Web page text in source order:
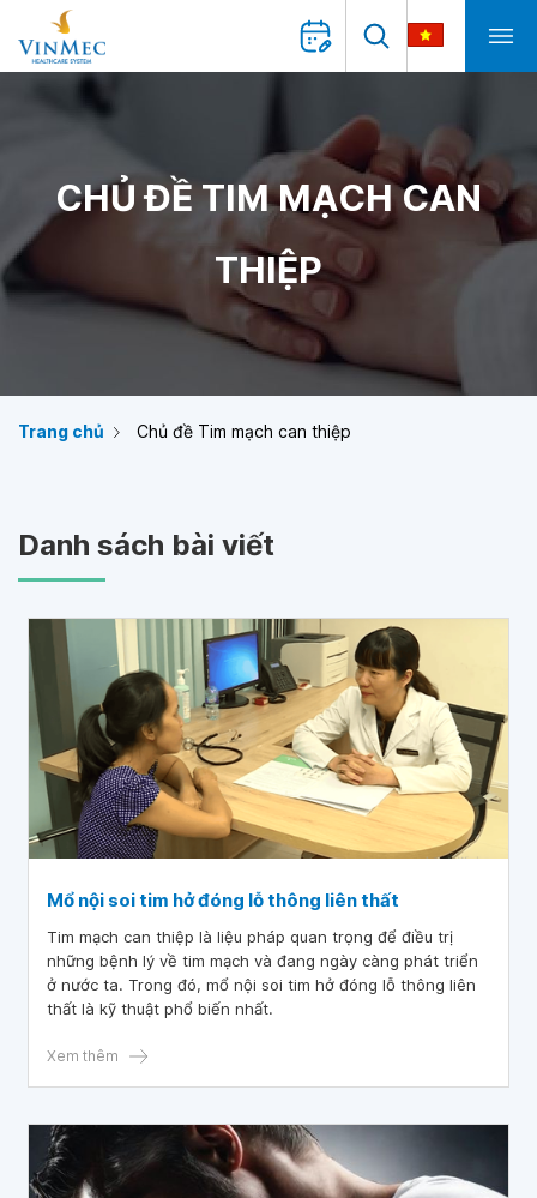
CHỦ ĐỀ TIM MẠCH CAN
THIỆP
Trang chủ Chủ đề Tim mạch can thiệp
Danh sách bài viết
Mổ nội soi tim hở đóng lỗ thông liên thất
Tim mạch can thiệp là liệu pháp quan trọng để điều trị
những bệnh lý về tim mạch và đang ngày càng phát triển
ở nước ta. Trong đó, mổ nội soi tim hở đóng lỗ thông liên
thất là kỹ thuật phổ biến nhất.
Xem thêm